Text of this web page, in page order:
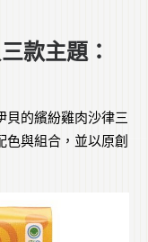
款主題：
貝的繽紛雞肉沙律三
色與組合，並以原創